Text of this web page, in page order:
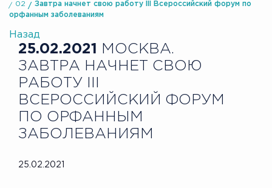
02
Завтра начнет свою работу III Всероссийский форум по
орфанным заболеваниям
Назад
25.02.2021
МОСКВА.
ЗАВТРА НАЧНЕТ СВОЮ
РАБОТУ III
ВСЕРОССИЙСКИЙ ФОРУМ
ПО ОРФАННЫМ
ЗАБОЛЕВАНИЯМ
25.02.2021